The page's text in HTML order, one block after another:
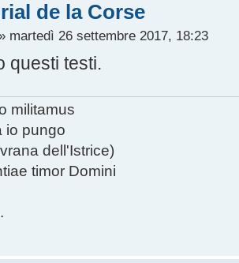
de la Corse
martedì 26 settembre 2017, 18:23
questi testi.
militamus
io pungo
dell'Istrice)
timor Domini